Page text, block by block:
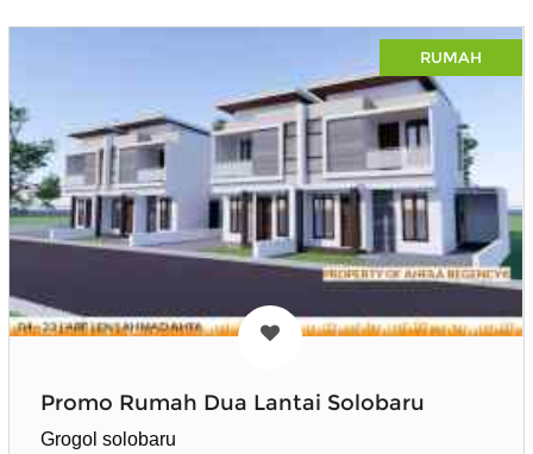
RUMAH
Promo Rumah Dua Lantai Solobaru
Grogol solobaru